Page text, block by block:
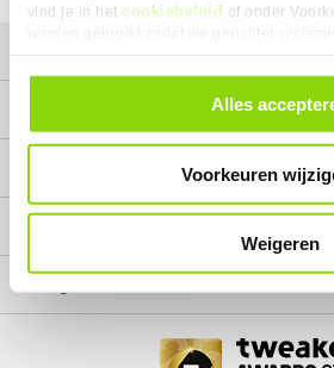
vind je in het cookiebeleid of onder
alle cookies. Je kunt je gegeven
door in de footer van onze website te
Alles
Voorkeuren
Weigeren